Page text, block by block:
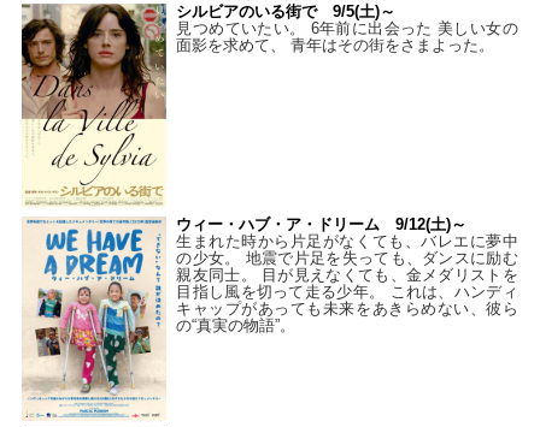
シルビアのいる街で 9/5(土)～
見つめていたい。 6年前に出会った 美しい女の
面影を求めて、 青年はその街をさまよった。
ウィー・ハブ・ア・ドリーム 9/12(土)～
生まれた時から片足がなくても、バレエに夢中
の少女。 地震で片足を失っても、ダンスに励む
親友同士。 目が見えなくても、金メダリストを
目指し風を切って走る少年。 これは、ハンディ
キャップがあっても未来をあきらめない、彼ら
の“真実の物語”。